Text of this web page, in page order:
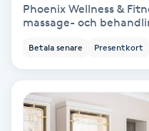
Extensions borttagning
Face framing
Phoenix Wellness &
massage- och
Betala senare Presentkort